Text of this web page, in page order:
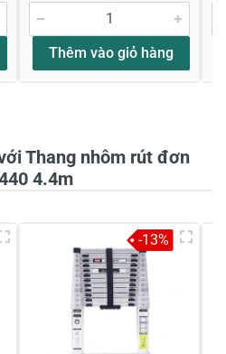
bên dưới
Thêm vào giỏ hàng
Thang nhôm rút đơn
4.4m
-13%